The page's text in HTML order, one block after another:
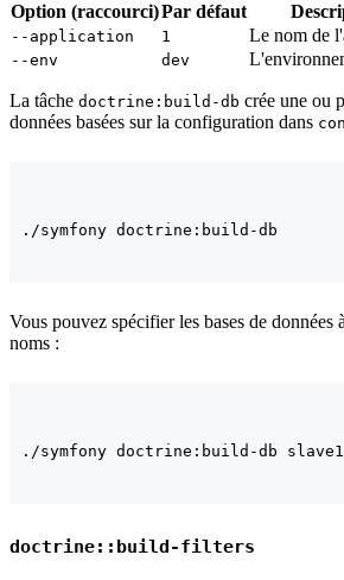
Option (raccourci)Par défaut
--application 1 Le nom de
--env dev
La tâche doctrine:build-db crée une ou
données basées sur la configuration dans
Vous pouvez spécifier les bases de données
noms :
doctrine::build-filters